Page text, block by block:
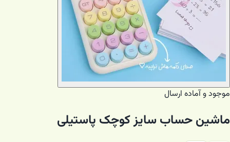
موجود و آماده ارسال
ماشین حساب سایز کوچک پاستیلی